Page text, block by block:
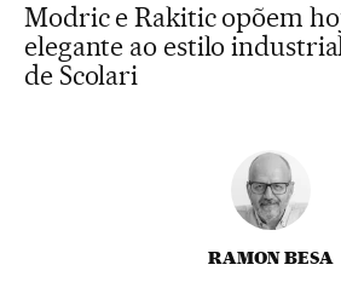
Modric e Rakitic opõem
elegante ao estilo
de Scolari
RAMON BESA